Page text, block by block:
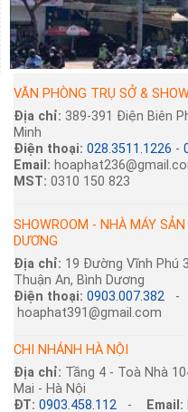
VĂN PHÒNG TRỤ SỞ &
Địa chỉ: 389-391 Điện Biên
Minh
Điện thoại: 028.3511.1226 -
Email:
MST: 0310 150 823
SHOWROOM - NHÀ MÁY
DƯƠNG
Địa chỉ: 19 Đường Vĩnh Phú
Thuận An, Bình Dương
Điện thoại: 0903.007.382-
hoaphat391@gmail.com
CHI NHÁNH HÀ NỘI
Địa chỉ: Tầng 4 - Toà Nhà
Mai - Hà Nội
ĐT: 0903.458.112- Email: